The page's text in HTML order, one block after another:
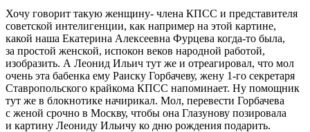
Хочу говорит такую женщину- члена КПСС и представителя
советской интелигенции, как например на этой картине,
какой наша Екатерина Алексеевна Фурцева когда-то была,
за простой женской, испокон веков народной работой,
изобразить. А Леонид Ильич тут же и отреагировал, что мол
очень эта бабенка ему Раиску Горбачеву, жену 1-го секретаря
Ставропольского крайкома КПСС напоминает. Ну помощник
тут же в блокнотике начирикал. Мол, перевести Горбачева
с женой срочно в Москву, чтобы она Глазунову позировала
и картину Леониду Ильичу ко дню рождения подарить.